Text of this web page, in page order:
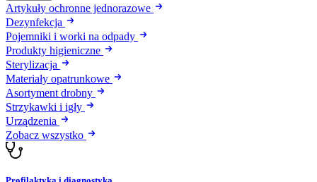
Artykuły ochronne jednorazowe
Dezynfekcja
Pojemniki i worki na odpady
Produkty higieniczne
Sterylizacja
Materiały opatrunkowe
Asortyment drobny
Strzykawki i igły
Urządzenia
Zobacz wszystko